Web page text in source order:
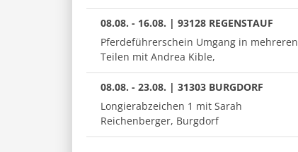
08.08. - 16.08. | 93128 REGENSTAUF
Pferdeführerschein Umgang in mehreren
Teilen mit Andrea Kible,
08.08. - 23.08. | 31303 BURGDORF
Longierabzeichen 1 mit Sarah
Reichenberger, Burgdorf